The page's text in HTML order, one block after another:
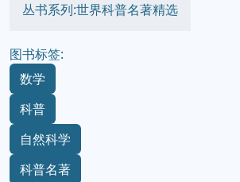
丛书系列:世界科普名著精选
图书标签:
数学
科普
自然科学
科普名著